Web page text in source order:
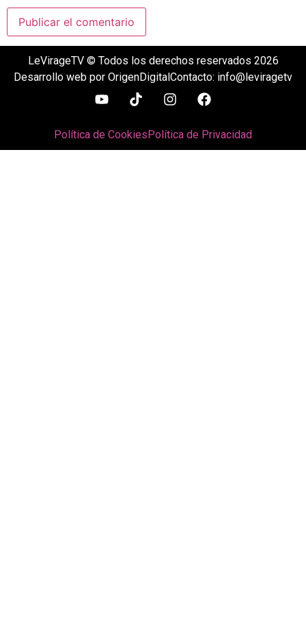
LeVirageTV © Todos los derechos reservados 2026
Desarrollo web por OrigenDigitalContacto: info@leviragetv
Política de CookiesPolítica de Privacidad